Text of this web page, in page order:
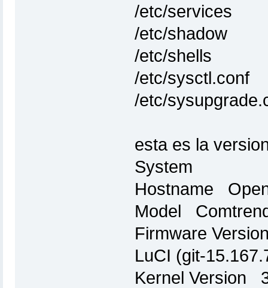
/etc/services
/etc/shadow
/etc/shells
/etc/sysctl.conf
/etc/
esta es la
System
Hostname
Model
Firmware
LuCI (git-
Kernel Version